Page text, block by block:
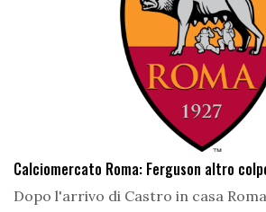
Calciomercato Roma: Ferguson altro
Dopo l'arrivo di Castro in casa